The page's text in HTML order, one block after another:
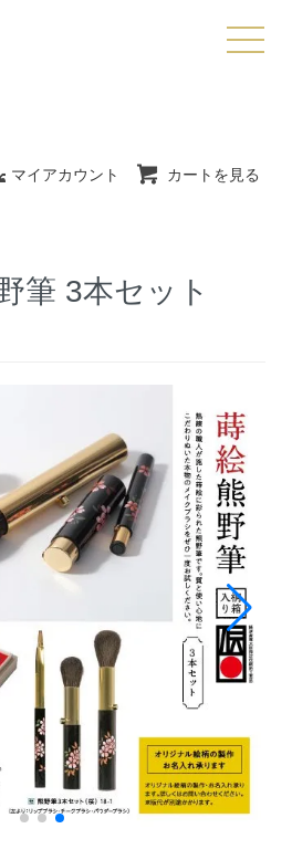
マイアカウント カートを見る
筆 3本セット